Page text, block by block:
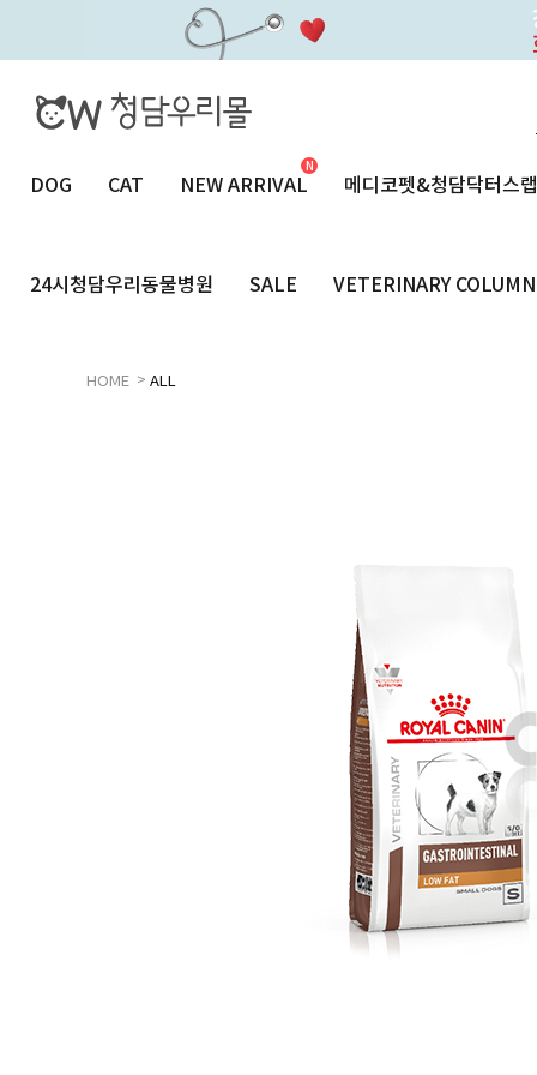
DOG CAT NEW ARRIVAL 메디코펫&청담닥터스랩
24시청담우리동물병원 SALE VETERINARY COLUMN
HOME > ALL